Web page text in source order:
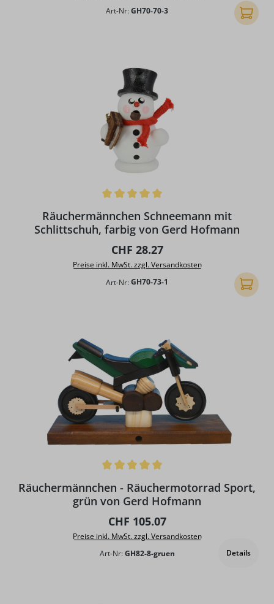
Art-Nr:GH70-70-3 In den
Räuchermännchen Schneemann mit
Schlittschuh, farbig von Gerd Hofmann
Regulärer Preis:
CHF 28.27
Preise inkl. MwSt. zzgl. Versandkosten
Art-Nr:GH70-73-1 In den
Räuchermännchen - Räuchermotorrad Sport,
grün von Gerd Hofmann
Regulärer Preis:
CHF 105.07
Preise inkl. MwSt. zzgl. Versandkosten
Art-Nr: GH82-8-gruen Details